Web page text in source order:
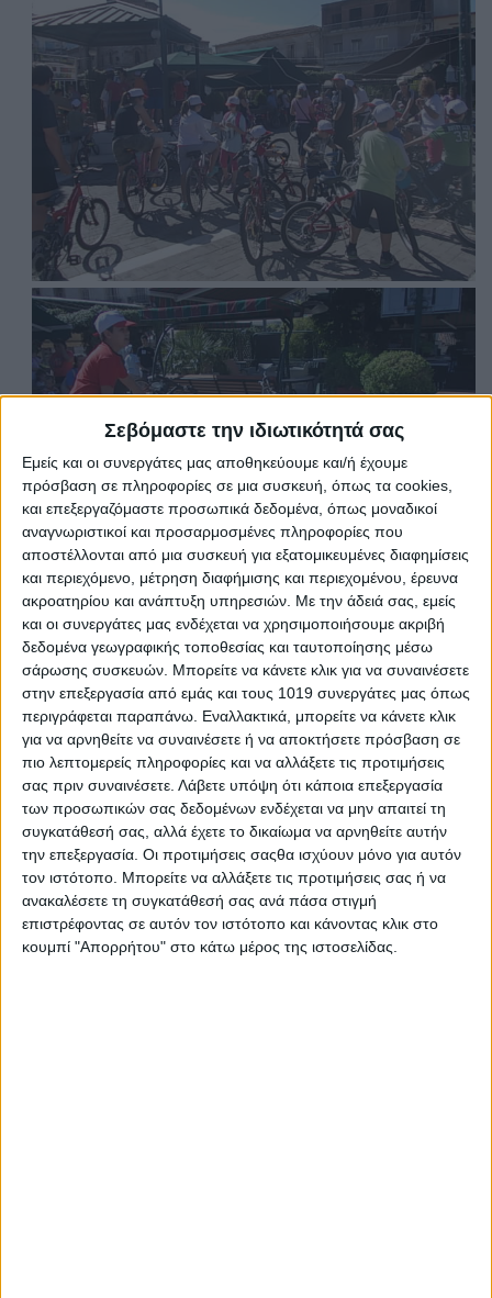
Σεβόμαστε την ιδιωτικότητά σας
Εμείς και οι συνεργάτες μας αποθηκεύουμε και/ή έχουμε
πρόσβαση σε πληροφορίες σε μια συσκευή, όπως τα cookies,
και επεξεργαζόμαστε προσωπικά δεδομένα, όπως μοναδικοί
αναγνωριστικοί και προσαρμοσμένες πληροφορίες που
αποστέλλονται από μια συσκευή για εξατομικευμένες διαφημίσεις
και περιεχόμενο, μέτρηση διαφήμισης και περιεχομένου, έρευνα
ακροατηρίου και ανάπτυξη υπηρεσιών. Με την άδειά σας, εμείς
και οι συνεργάτες μας ενδέχεται να χρησιμοποιήσουμε ακριβή
δεδομένα γεωγραφικής τοποθεσίας και ταυτοποίησης μέσω
σάρωσης συσκευών. Μπορείτε να κάνετε κλικ για να συναινέσετε
στην επεξεργασία από εμάς και τους 1019 συνεργάτες μας όπως
περιγράφεται παραπάνω. Εναλλακτικά, μπορείτε να κάνετε κλικ
για να αρνηθείτε να συναινέσετε ή να αποκτήσετε πρόσβαση σε
πιο λεπτομερείς πληροφορίες και να αλλάξετε τις προτιμήσεις
σας πριν συναινέσετε. Λάβετε υπόψη ότι κάποια επεξεργασία
των προσωπικών σας δεδομένων ενδέχεται να μην απαιτεί τη
συγκατάθεσή σας, αλλά έχετε το δικαίωμα να αρνηθείτε αυτήν
την επεξεργασία. Οι προτιμήσεις σαςθα ισχύουν μόνο για αυτόν
τον ιστότοπο. Μπορείτε να αλλάξετε τις προτιμήσεις σας ή να
ανακαλέσετε τη συγκατάθεσή σας ανά πάσα στιγμή
επιστρέφοντας σε αυτόν τον ιστότοπο και κάνοντας κλικ στο
κουμπί "Απορρήτου" στο κάτω μέρος της ιστοσελίδας.